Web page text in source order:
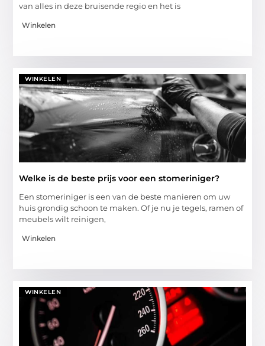
van alles in deze bruisende regio en het is
Winkelen
WINKELEN
Welke is de beste prijs voor een stomeriniger?
Een stomeriniger is een van de beste manieren om uw
huis grondig schoon te maken. Of je nu je tegels, ramen of
meubels wilt reinigen,
Winkelen
WINKELEN